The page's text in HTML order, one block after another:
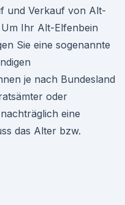
und Verkauf von Alt-
Ihr Alt-Elfenbein
Sie eine sogenannte
je nach Bundesland
oder
eine
das Alter bzw.